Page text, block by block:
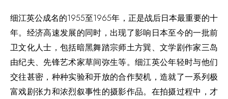
细江英公成名的1955至1965年，正是战后日本最重要的十
年。经济高速发展的同时，出现了影响日本至今的一批前
卫文化人士，包括暗黑舞踏宗师土方巽、文学剧作家三岛
由纪夫、先锋艺术家草间弥生等。细江英公年轻时与他们
交往甚密，种种实验和开放的合作契机，造就了一系列极
富戏剧张力和浓烈叙事性的摄影作品。在拍摄过程中，才